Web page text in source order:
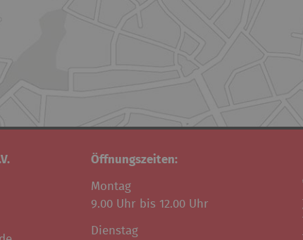
Öffnungszeiten:
Montag
9.00 Uhr bis 12.00 Uhr
Dienstag